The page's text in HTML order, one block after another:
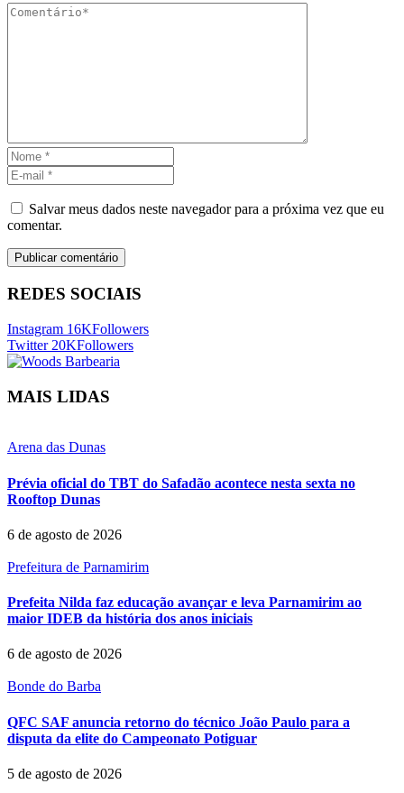
Salvar meus dados neste navegador para a próxima vez que eu
comentar.
REDES SOCIAIS
Instagram 16KFollowers
Twitter 20KFollowers
MAIS LIDAS
Arena das Dunas
Prévia oficial do TBT do Safadão acontece nesta sexta no
Rooftop Dunas
6 de agosto de 2026
Prefeitura de Parnamirim
Prefeita Nilda faz educação avançar e leva Parnamirim ao
maior IDEB da história dos anos iniciais
6 de agosto de 2026
Bonde do Barba
QFC SAF anuncia retorno do técnico João Paulo para a
disputa da elite do Campeonato Potiguar
5 de agosto de 2026